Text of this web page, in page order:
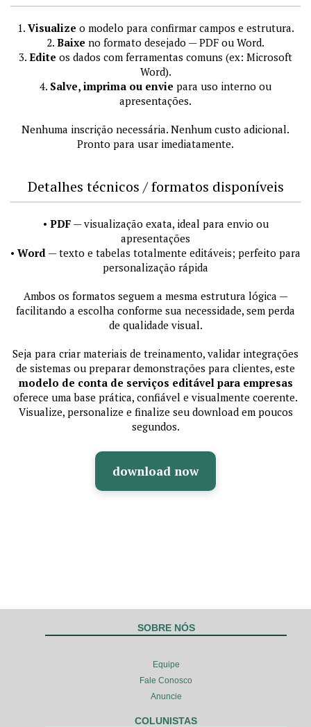
1. Visualize o modelo para confirmar campos e estrutura.
2. Baixe no formato desejado — PDF ou Word.
3. Edite os dados com ferramentas comuns (ex: Microsoft
Word).
4. Salve, imprima ou envie para uso interno ou
apresentações.
Nenhuma inscrição necessária. Nenhum custo adicional.
Pronto para usar imediatamente.
Detalhes técnicos / formatos disponíveis
• PDF— visualização exata, ideal para envio ou
apresentações
• Word — texto e tabelas totalmente editáveis; perfeito para
personalização rápida
Ambos os formatos seguem a mesma estrutura lógica —
facilitando a escolha conforme sua necessidade, sem perda
de qualidade visual.
Seja para criar materiais de treinamento, validar integrações
de sistemas ou preparar demonstrações para clientes, este
modelo de conta de serviços editável para empresas
oferece uma base prática, confiável e visualmente coerente.
Visualize, personalize e finalize seu download em poucos
segundos.
download now
SOBRE NÓS
Equipe
Fale Conosco
Anuncie
COLUNISTAS